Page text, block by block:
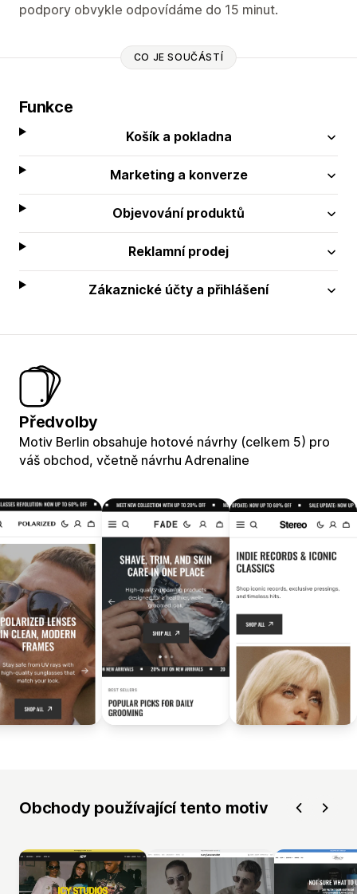
podpory obvykle odpovídáme do 15 minut.
CO JE SOUČÁSTÍ
Funkce
Košík a pokladna
Marketing a konverze
Objevování produktů
Reklamní prodej
Zákaznické účty a přihlášení
Předvolby
Motiv Berlin obsahuje hotové návrhy (celkem 5) pro
váš obchod, včetně návrhu Adrenaline
Obchody používající tento motiv